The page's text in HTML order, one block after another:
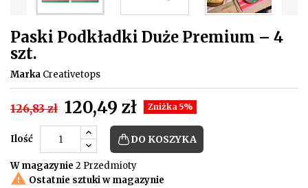
Paski Podkładki Duże Premium – 4
szt.
Marka Creativetops
126,83 zł 120,49 zł Zniżka 5%
Ilość DO KOSZYKA
W magazynie 2 Przedmioty
 Ostatnie sztuki w magazynie